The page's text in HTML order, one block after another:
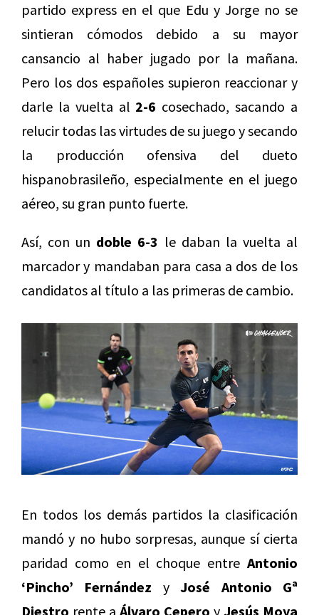
partido express en el que Edu y Jorge no se
sintieran cómodos debido a su mayor
cansancio al haber jugado por la mañana.
Pero los dos españoles supieron reaccionar y
darle la vuelta al 2-6 cosechado, sacando a
relucir todas las virtudes de su juego y secando
la producción ofensiva del dueto
hispanobrasileño, especialmente en el juego
aéreo, su gran punto fuerte.
Así, con un doble 6-3 le daban la vuelta al
marcador y mandaban para casa a dos de los
candidatos al título a las primeras de cambio.
En todos los demás partidos la clasificación
mandó y no hubo sorpresas, aunque sí cierta
paridad como en el choque entre Antonio
‘Pincho’ Fernández yJosé Antonio Gª
Diestro rente a Álvaro Cepero y Jesús Moya